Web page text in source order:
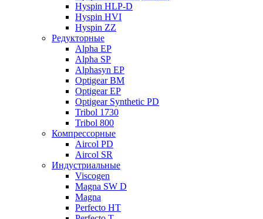
Hyspin HLP-D
Hyspin HVI
Hyspin ZZ
Редукторные
Alpha EP
Alpha SP
Alphasyn EP
Optigear BM
Optigear EP
Optigear Synthetic PD
Tribol 1730
Tribol 800
Компрессорные
Aircol PD
Aircol SR
Индустриальные
Viscogen
Magna SW D
Magna
Perfecto HT